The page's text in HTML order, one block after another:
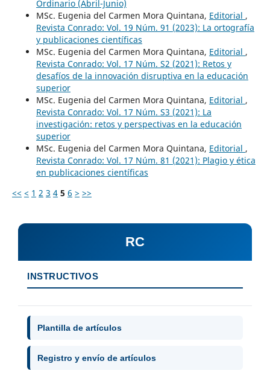
Ordinario (Abril-Junio)
MSc. Eugenia del Carmen Mora Quintana, Editorial ,
Revista Conrado: Vol. 19 Núm. 91 (2023): La ortografía
y publicaciones científicas
MSc. Eugenia del Carmen Mora Quintana, Editorial ,
Revista Conrado: Vol. 17 Núm. S2 (2021): Retos y
desafíos de la innovación disruptiva en la educación
superior
MSc. Eugenia del Carmen Mora Quintana, Editorial ,
Revista Conrado: Vol. 17 Núm. S3 (2021): La
investigación: retos y perspectivas en la educación
superior
MSc. Eugenia del Carmen Mora Quintana, Editorial ,
Revista Conrado: Vol. 17 Núm. 81 (2021): Plagio y ética
en publicaciones científicas
<< < 1 2 3 4 5 6 > >>
RC
INSTRUCTIVOS
Plantilla de artículos
Registro y envío de artículos